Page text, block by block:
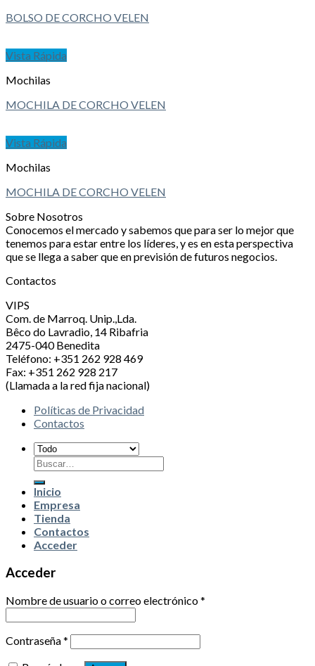
BOLSO DE CORCHO VELEN
Vista Rápida
Mochilas
MOCHILA DE CORCHO VELEN
Vista Rápida
Mochilas
MOCHILA DE CORCHO VELEN
Sobre Nosotros
Conocemos el mercado y sabemos que para ser lo mejor que
tenemos para estar entre los líderes, y es en esta perspectiva
que se llega a saber que en previsión de futuros negocios.
Contactos
VIPS
Com. de Marroq. Unip.,Lda.
Bêco do Lavradio, 14 Ribafria
2475-040 Benedita
Teléfono: +351 262 928 469
Fax: +351 262 928 217
(Llamada a la red fija nacional)
Políticas de Privacidad
Contactos
Buscar
por:
Inicio
Empresa
Tienda
Contactos
Acceder
Acceder
Nombre de usuario o correo electrónico*
Contraseña*